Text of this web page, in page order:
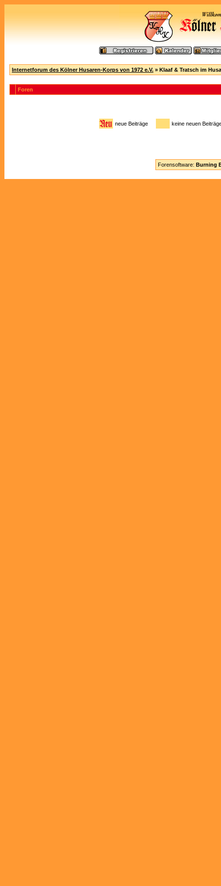
Internetforum des Kölner Husaren-Korps von 1972 e.V. » Klaaf & Tratsch im
Foren
neue Beiträge keine neuen
Forensoftware: Burning